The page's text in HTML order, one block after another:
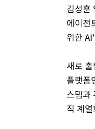
김성훈
에이전
위한
새로
플랫폼
스템과
직 계